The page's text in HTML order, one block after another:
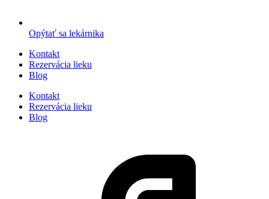
Opýtať sa lekárnika
Kontakt
Rezervácia lieku
Blog
Kontakt
Rezervácia lieku
Blog